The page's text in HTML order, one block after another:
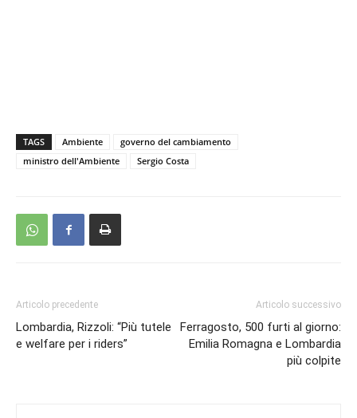
TAGS Ambiente
governo del cambiamento
ministro dell'Ambiente
Sergio Costa
Articolo precedente
Lombardia, Rizzoli: “Più tutele
e welfare per i riders”
Articolo successivo
Ferragosto, 500 furti al giorno:
Emilia Romagna e Lombardia
più colpite